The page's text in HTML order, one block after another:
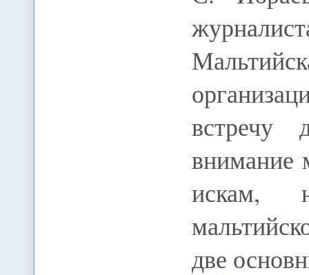
встречу
внимание
искам,
две